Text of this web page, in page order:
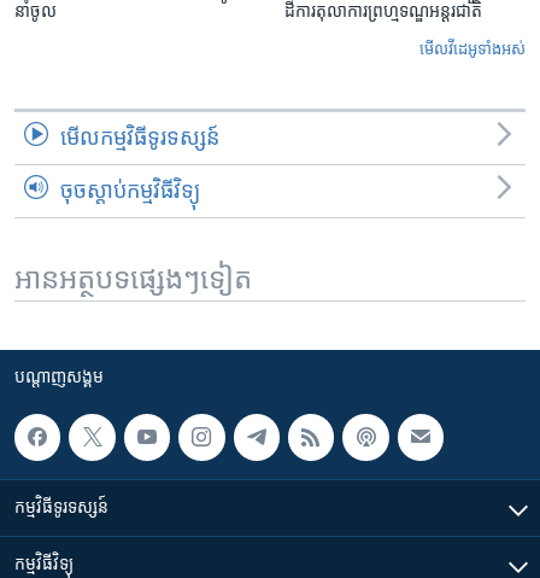
នាំចូល
ដីការ​តុលាការ​ព្រហ្មទណ្ឌ​អន្តរជាតិ
មើល​វីដេអូ​ទាំង​អស់
មើល​កម្មវិធី​ទូរទស្សន៍
ចុចស្តាប់កម្មវិធីវិទ្យុ
អានអត្ថបទផ្សេងៗទៀត
បណ្តាញ​សង្គម
កម្មវិធី​ទូរទស្សន៍
កម្មវិធី​វិទ្យុ